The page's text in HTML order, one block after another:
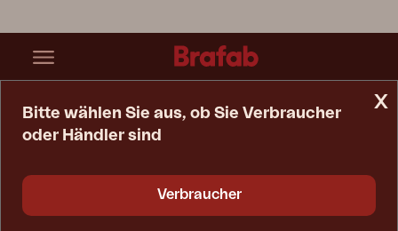
x
Bitte wählen Sie aus, ob Sie Verbraucher
oder Händler sind
Verbraucher